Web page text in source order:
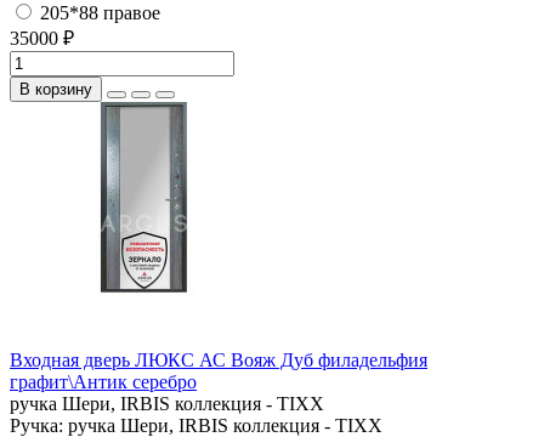
205*88 правое
35000 ₽
В корзину
Входная дверь ЛЮКС АС Вояж Дуб филадельфия
графит\Антик серебро
ручка Шери, IRBIS коллекция - TIXX
Ручка: ручка Шери, IRBIS коллекция - TIXX